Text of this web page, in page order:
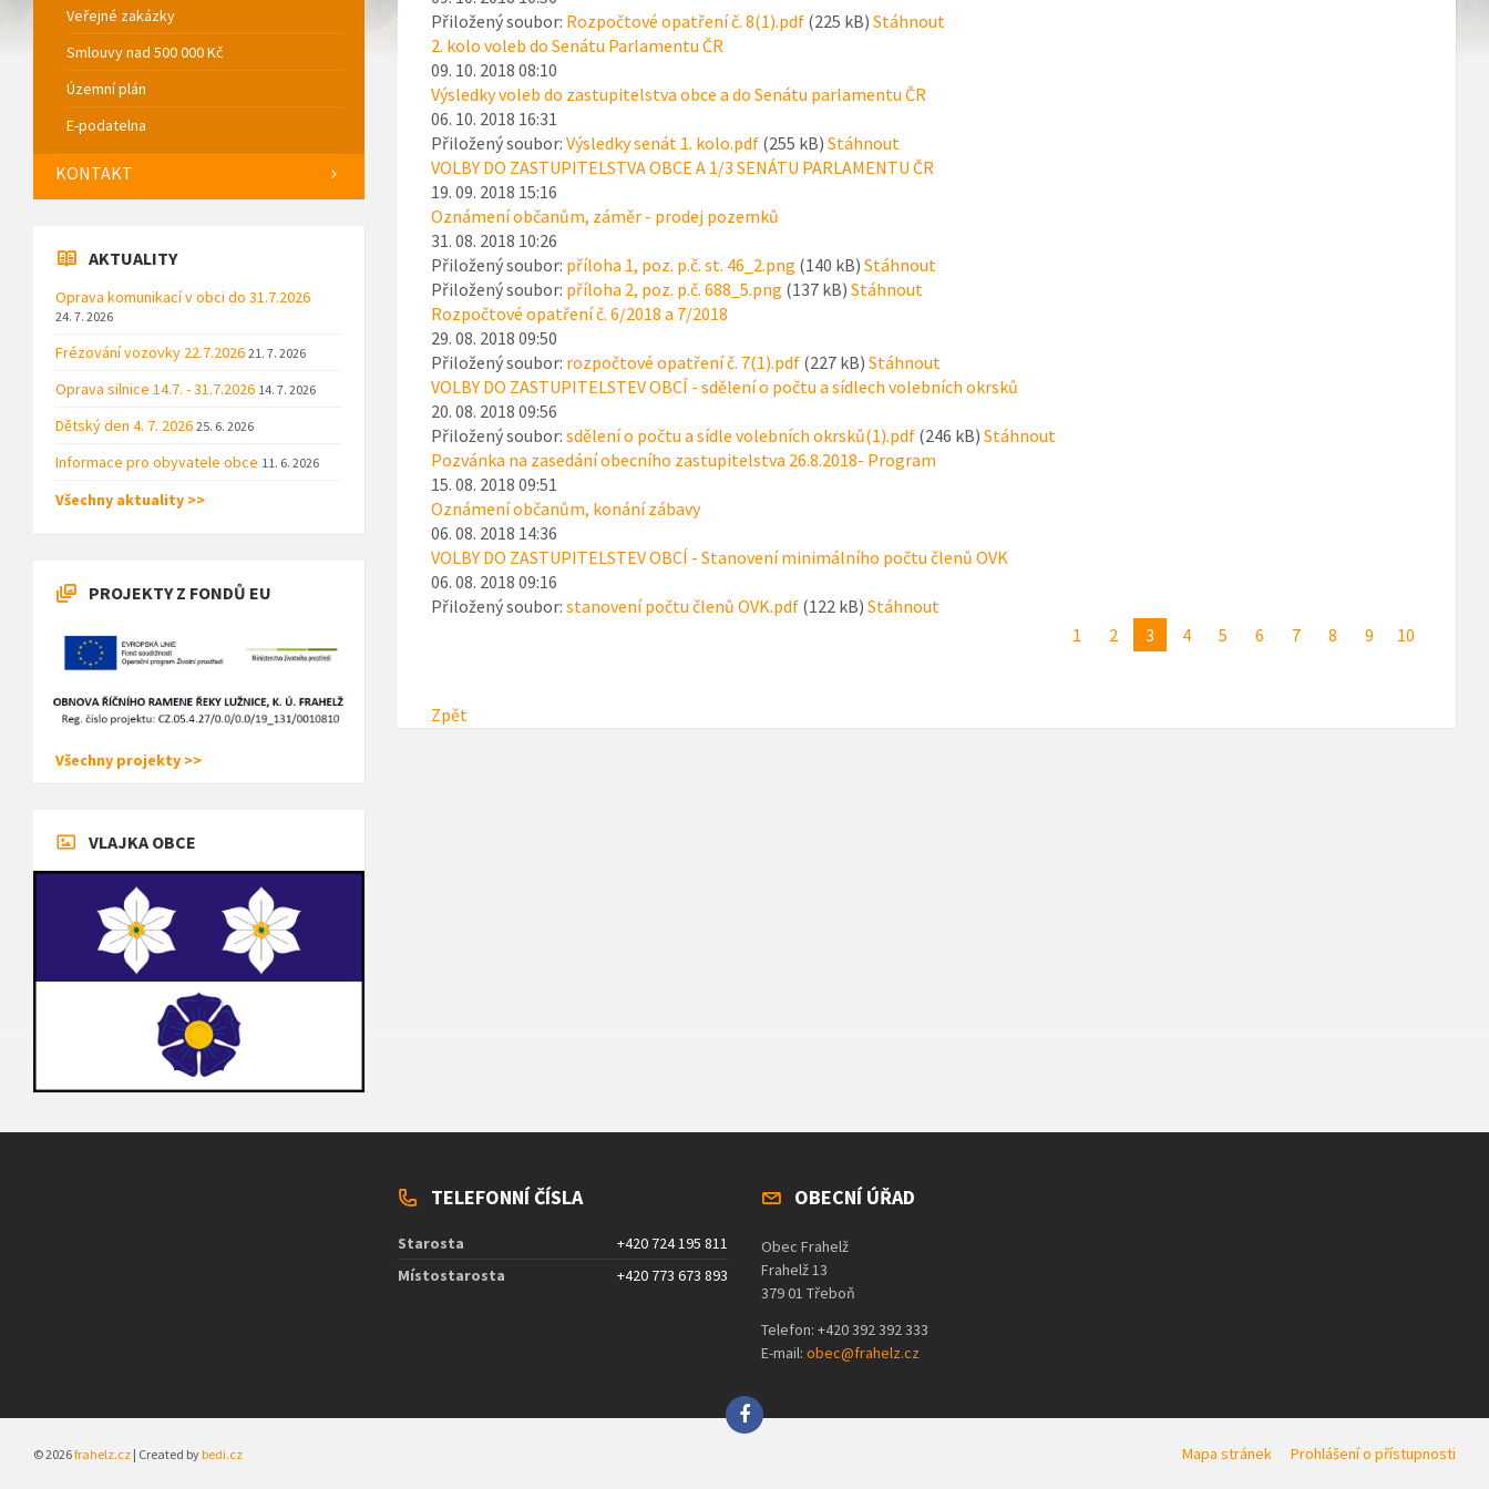
Přiložený soubor: Rozpočtové opatření č. 8(1).pdf(225 kB) Stáhnout
2. kolo voleb do Senátu Parlamentu ČR
09. 10. 2018 08:10
Výsledky voleb do zastupitelstva obce a do Senátu parlamentu ČR
06. 10. 2018 16:31
Přiložený soubor: Výsledky senát 1. kolo.pdf(255 kB) Stáhnout
VOLBY DO ZASTUPITELSTVA OBCE A 1/3 SENÁTU PARLAMENTU ČR
19. 09. 2018 15:16
Oznámení občanům, záměr - prodej pozemků
31. 08. 2018 10:26
Přiložený soubor: příloha 1, poz. p.č. st. 46_2.png (140 kB) Stáhnout
Přiložený soubor: příloha 2, poz. p.č. 688_5.png (137 kB) Stáhnout
Rozpočtové opatření č. 6/2018 a 7/2018
29. 08. 2018 09:50
Přiložený soubor: rozpočtové opatření č. 7(1).pdf(227 kB) Stáhnout
VOLBY DO ZASTUPITELSTEV OBCÍ - sdělení o počtu a sídlech volebních okrsků
20. 08. 2018 09:56
Přiložený soubor: sdělení o počtu a sídle volebních okrsků(1).pdf(246 kB) Stáhnout
Pozvánka na zasedání obecního zastupitelstva 26.8.2018- Program
15. 08. 2018 09:51
Oznámení občanům, konání zábavy
06. 08. 2018 14:36
VOLBY DO ZASTUPITELSTEV OBCÍ - Stanovení minimálního počtu členů OVK
06. 08. 2018 09:16
Přiložený soubor: stanovení počtu členů OVK.pdf(122 kB) Stáhnout
1
2 3 4 5 6 7 8 9 10
Zpět
Veřejné zakázky
Smlouvy nad 500 000 Kč
Územní plán
E-podatelna
KONTAKT
AKTUALITY
Oprava komunikací v obci do 31.7.2026
24. 7. 2026
Frézování vozovky 22.7.2026 21. 7. 2026
Oprava silnice 14.7. - 31.7.2026 14. 7. 2026
Dětský den 4. 7. 2026 25. 6. 2026
Informace pro obyvatele obce 11. 6. 2026
Všechny aktuality >>
PROJEKTY Z FONDŮ EU
Všechny projekty >>
VLAJKA OBCE
TELEFONNÍ ČÍSLA
Starosta
+420 724 195 811
Místostarosta
+420 773 673 893
OBECNÍ ÚŘAD
Obec Frahelž
Frahelž 13
379 01 Třeboň
Telefon: +420 392 392 333
E-mail: obec@frahelz.cz
Mapa stránek Prohlášení o přístupnosti
© 2026frahelz.cz | Created bybedi.cz